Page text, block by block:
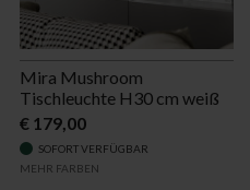
Mira Mushroom
Tischleuchte H30 cm weiß
€ 179,00
SOFORT VERFÜGBAR
MEHR FARBEN